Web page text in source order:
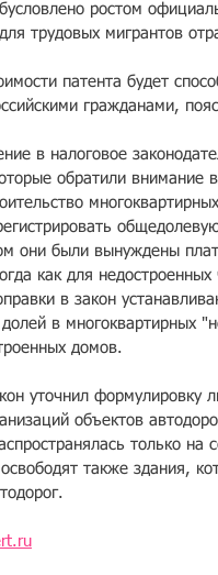
ростом
трудовых мигрантов
патента будет
гражданами,
в налоговое
обратили внимание
они были вынуждены
как для
в закон
долей в многоквартирных
домов.
уточнил формулировку
объектов
только
также здания,